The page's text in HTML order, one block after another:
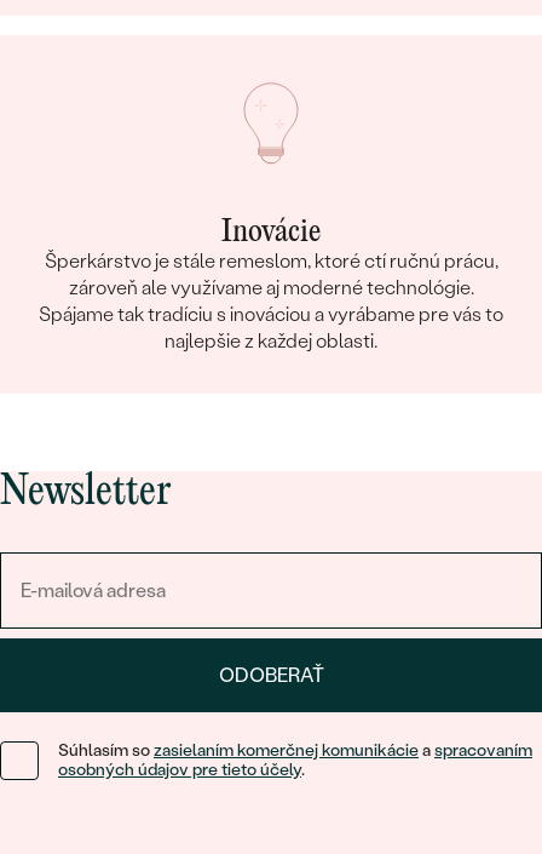
Inovácie
Šperkárstvo je stále remeslom, ktoré ctí ručnú prácu,
zároveň ale využívame aj moderné technológie.
Spájame tak tradíciu s inováciou a vyrábame pre vás to
najlepšie z každej oblasti.
Newsletter
ODOBERAŤ
Súhlasím sozasielaním komerčnej komunikácieaspracovaním
osobných údajov pre tieto účely.